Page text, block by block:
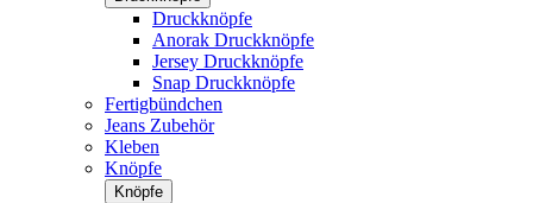
Druckknöpfe
Anorak Druckknöpfe
Jersey Druckknöpfe
Snap Druckknöpfe
Fertigbündchen
Jeans Zubehör
Kleben
Knöpfe
Knöpfe